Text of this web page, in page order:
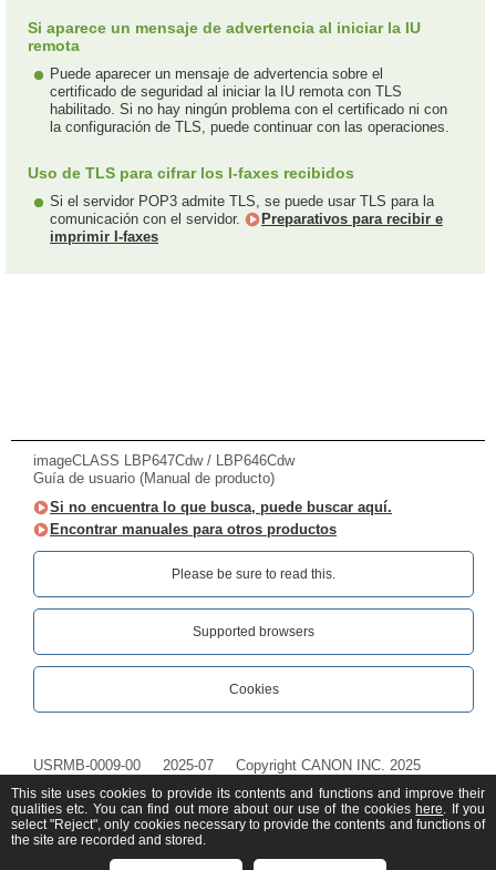
Si aparece un mensaje de advertencia al iniciar la IU
remota
Puede aparecer un mensaje de advertencia sobre el
certificado de seguridad al iniciar la IU remota con TLS
habilitado. Si no hay ningún problema con el certificado ni con
la configuración de TLS, puede continuar con las operaciones.
Uso de TLS para cifrar los I-faxes recibidos
Si el servidor POP3 admite TLS, se puede usar TLS para la
comunicación con el servidor.
Preparativos para recibir e
imprimir I-faxes
imageCLASS LBP647Cdw / LBP646Cdw
Guía de usuario (Manual de producto)
Si no encuentra lo que busca, puede buscar aquí.
Encontrar manuales para otros productos
Please be sure to read this.‎
Supported browsers
Cookies
USRMB-0009-00 2025-07 Copyright CANON INC. 2025
This site uses cookies to provide its contents and functions and improve their
qualities etc. You can find out more about our use of the cookies here. If you
select "Reject", only cookies necessary to provide the contents and functions of
the site are recorded and stored.